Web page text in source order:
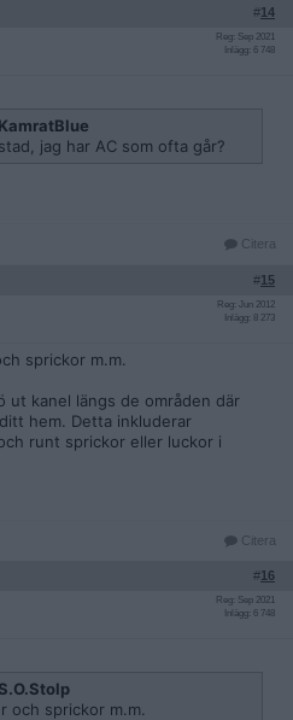
#14
Reg: Sep 2021
Inlägg: 6 748
KamratBlue
jag har AC som ofta går?
Citera
#15
Reg: Jun 2012
Inlägg: 8 273
sprickor m.m.
ut kanel längs de områden där
hem. Detta inkluderar
runt sprickor eller luckor i
Citera
#16
Reg: Sep 2021
Inlägg: 6 748
S.O.Stolp
och sprickor m.m.